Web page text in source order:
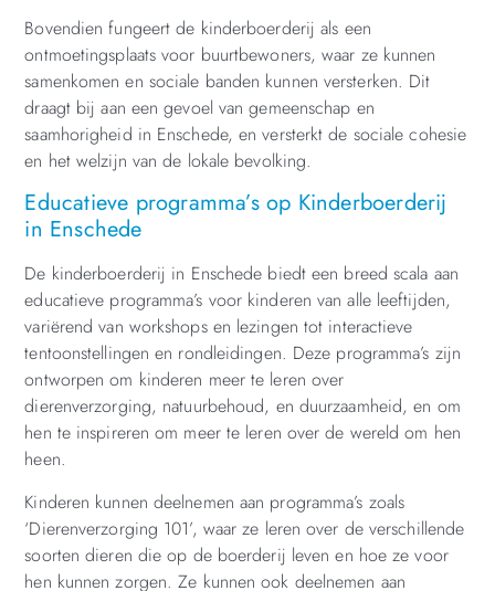
Bovendien fungeert de kinderboerderij als een
ontmoetingsplaats voor buurtbewoners, waar ze kunnen
samenkomen en sociale banden kunnen versterken. Dit
draagt bij aan een gevoel van gemeenschap en
saamhorigheid in Enschede, en versterkt de sociale cohesie
en het welzijn van de lokale bevolking.
Educatieve programma’s op Kinderboerderij
in Enschede
De kinderboerderij in Enschede biedt een breed scala aan
educatieve programma’s voor kinderen van alle leeftijden,
variërend van workshops en lezingen tot interactieve
tentoonstellingen en rondleidingen. Deze programma’s zijn
ontworpen om kinderen meer te leren over
dierenverzorging, natuurbehoud, en duurzaamheid, en om
hen te inspireren om meer te leren over de wereld om hen
heen.
Kinderen kunnen deelnemen aan programma’s zoals
‘Dierenverzorging 101’, waar ze leren over de verschillende
soorten dieren die op de boerderij leven en hoe ze voor
hen kunnen zorgen. Ze kunnen ook deelnemen aan